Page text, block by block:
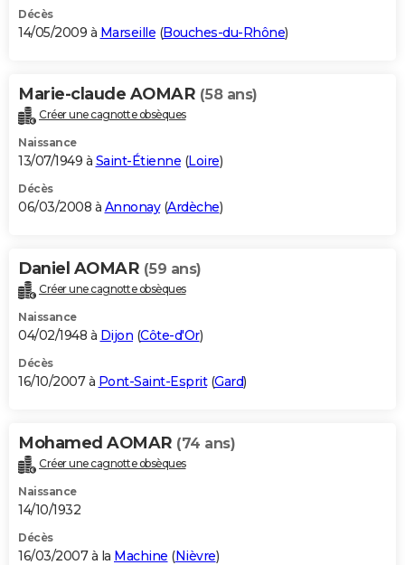
Décès
14/05/2009 à Marseille (Bouches-du-Rhône)
Marie-claude AOMAR (58 ans)
Créer une cagnotte obsèques
Naissance
13/07/1949 à Saint-Étienne (Loire)
Décès
06/03/2008 à Annonay(Ardèche)
Daniel AOMAR (59 ans)
Créer une cagnotte obsèques
Naissance
04/02/1948 à Dijon (Côte-d'Or)
Décès
16/10/2007 à Pont-Saint-Esprit(Gard)
Mohamed AOMAR (74 ans)
Créer une cagnotte obsèques
Naissance
14/10/1932
Décès
16/03/2007 à la Machine (Nièvre)